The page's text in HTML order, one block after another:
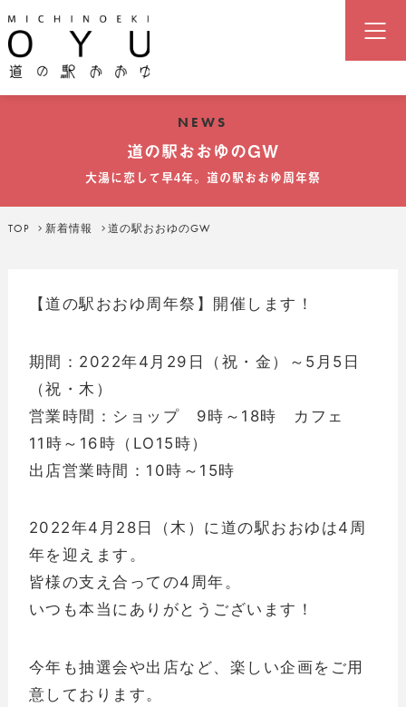
道の駅「おおゆ」（湯の駅おおゆ
NEWS
道の駅おおゆのGW
大湯に恋して早4年。道の駅おおゆ周年祭
TOP 新着情報 道の駅おおゆのGW
【道の駅おおゆ周年祭】開催します！
期間：2022年4月29日（祝・金）～5月5日
（祝・木）
営業時間：ショップ 9時～18時 カフェ
11時～16時（LO15時）
出店営業時間：10時～15時
2022年4月28日（木）に道の駅おおゆは4周
年を迎えます。
皆様の支え合っての4周年。
いつも本当にありがとうございます！
今年も抽選会や出店など、楽しい企画をご用
意しております。